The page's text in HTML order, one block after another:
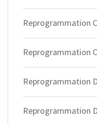
Reprogrammation
Reprogrammation
Reprogrammation
Reprogrammation